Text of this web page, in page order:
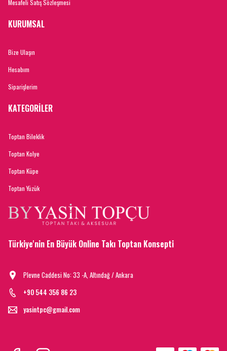
Mesafeli Satış Sözleşmesi
KURUMSAL
Bize Ulaşın
Hesabım
Siparişlerim
KATEGORİLER
Toptan Bileklik
Toptan Kolye
Toptan Küpe
Toptan Yüzük
Türkiye'nin En Büyük Online Takı Toptan Konsepti
Plevne Caddesi No: 33 -A, Altındağ / Ankara
+90 544 356 86 23
yasintpc@gmail.com